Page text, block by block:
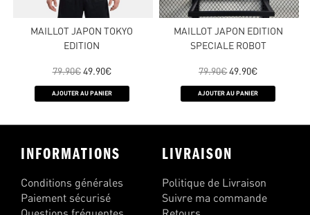
MAILLOT JAPON TOKYO
EDITION
79.90€ 49.90€
AJOUTER AU PANIER
MAILLOT JAPON EDITION
SPECIALE ROBOT
79.90€ 49.90€
AJOUTER AU PANIER
INFORMATIONS
Conditions générales
Paiement sécurisé
LIVRAISON
Politique de Livraison
Suivre ma commande